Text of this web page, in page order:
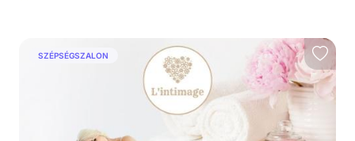
SZÉPSÉGSZALON